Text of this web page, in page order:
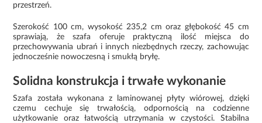
przestrzeń.
Szerokość 100 cm, wysokość 235,2 cm oraz głębokość 45 cm
sprawiają, że szafa oferuje praktyczną ilość miejsca do
przechowywania ubrań i innych niezbędnych rzeczy, zachowując
jednocześnie nowoczesną i smukłą bryłę.
Solidna konstrukcja i trwałe wykonanie
Szafa została wykonana z laminowanej płyty wiórowej, dzięki
czemu cechuje się trwałością, odpornością na codzienne
użytkowanie oraz łatwością utrzymania w czystości. Stabilna